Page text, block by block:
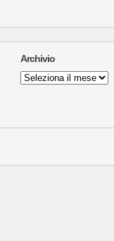
Archivio
Archivio